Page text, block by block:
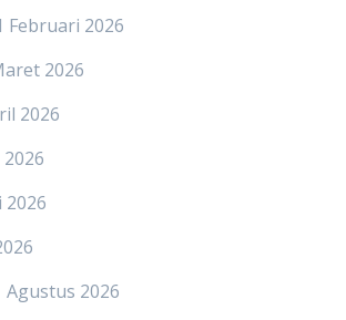
Februari 2026
2026
2026
2026
Agustus 2026